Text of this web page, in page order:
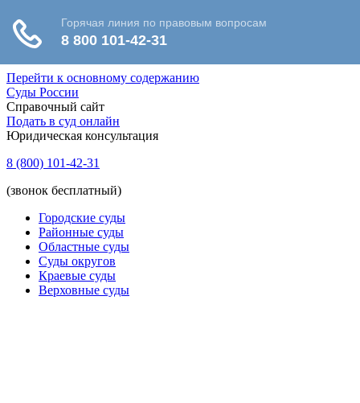
Перейти к основному содержанию
Суды России
Справочный сайт
Подать в суд онлайн
Юридическая консультация
8 (800) 101-42-31
(звонок бесплатный)
Городские суды
Районные суды
Областные суды
Суды округов
Краевые суды
Верховные суды